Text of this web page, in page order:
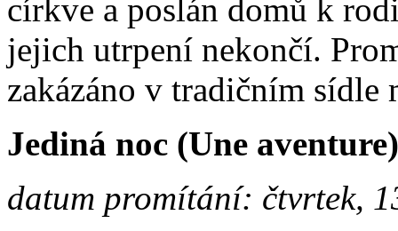
církve a poslán domů k
jejich utrpení nekončí.
zakázáno v tradičním
Jediná noc (Une aventure)
datum promítání: čtvrtek,